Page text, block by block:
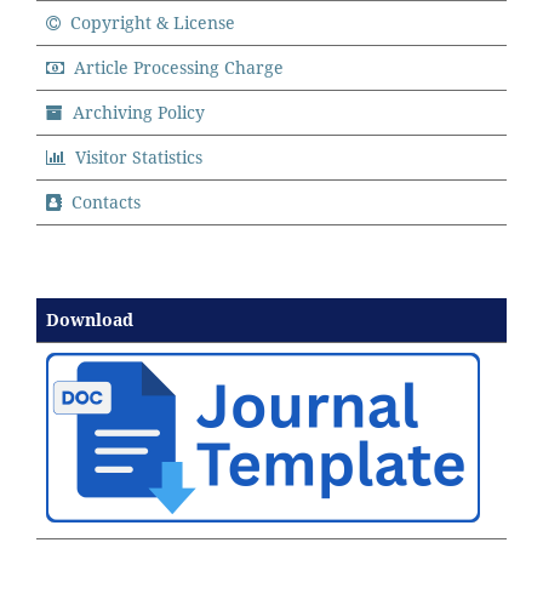
Copyright & License
Article Processing Charge
Archiving Policy
Visitor Statistics
Contacts
Download